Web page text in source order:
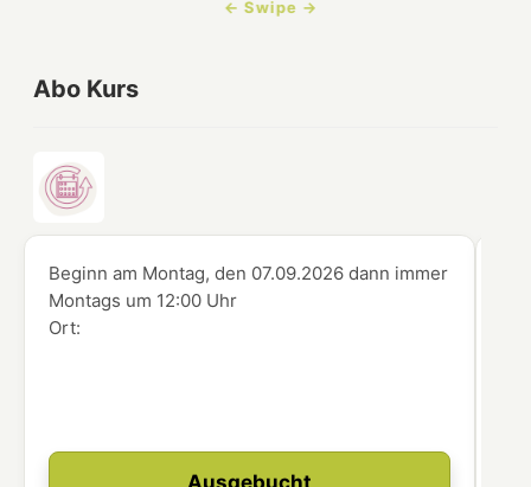
Abo Kurs
Beginn am Montag, den 07.09.2026dann immer
Montags um 12:00 Uhr
Ort: